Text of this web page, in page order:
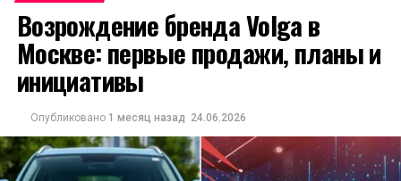
Возрождение бренда Volga в
Москве: первые продажи, планы и
инициативы
Опубликовано 1 месяц назад 24.06.2026